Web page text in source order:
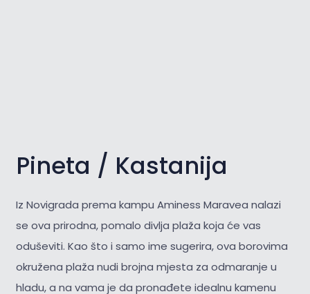
Pineta / Kastanija
Iz Novigrada prema kampu Aminess Maravea nalazi
se ova prirodna, pomalo divlja plaža koja će vas
oduševiti. Kao što i samo ime sugerira, ova borovima
okružena plaža nudi brojna mjesta za odmaranje u
hladu, a na vama je da pronađete idealnu kamenu